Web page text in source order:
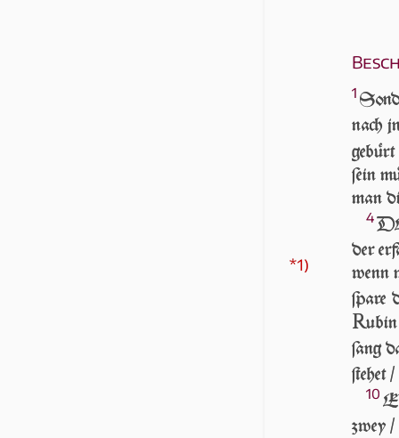
1
nach
ſein
man
*1)
4
der
wenn
ſpa­re
R
ſang
ſte­het /
10
zwey